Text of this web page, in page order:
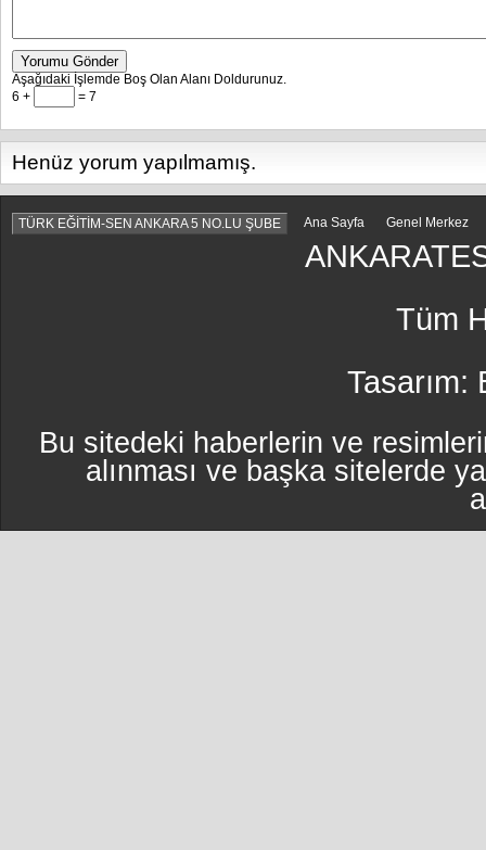
Yorumu Gönder
Aşağıdaki İşlemde Boş Olan Alanı Doldurunuz.
6 +
= 7
Henüz yorum yapılmamış.
TÜRK EĞİTİM-SEN ANKARA 5 NO.LU ŞUBE Ana Sayfa Genel Merkez
Tüm
Tasarım:
Bu sitedeki haberlerin ve
alınması ve başka sitelerde